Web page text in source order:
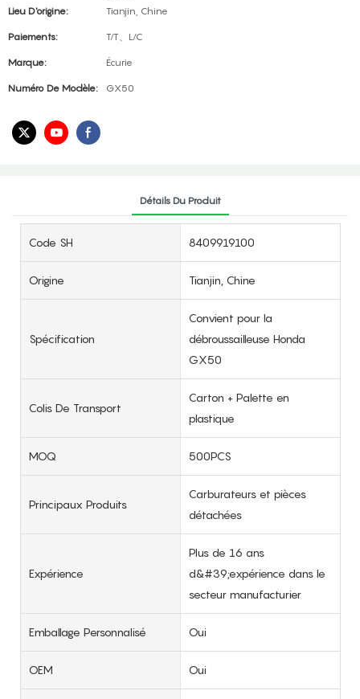
Lieu D'origine:
Tianjin, Chine
Paiements: T/T、L/C
Marque: Écurie
Numéro De Modèle: GX50
Détails Du Produit
Code SH 8409919100
Origine Tianjin, Chine
Spécification
Convient pour la
débroussailleuse Honda
GX50
Colis De Transport
Carton + Palette en
plastique
MOQ 500PCS
Principaux Produits
Carburateurs et pièces
détachées
Expérience
Plus de 16 ans
d&#39;expérience dans le
secteur manufacturier
Emballage Personnalisé Oui
OEM Oui